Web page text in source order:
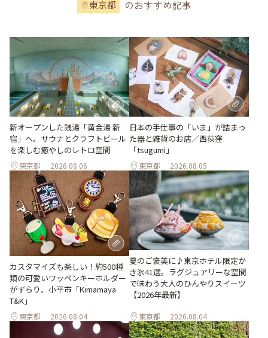
東京都 のおすすめ記事
新オープンした銭湯「黄金湯 新
宿」へ。サウナとクラフトビール
を楽しむ癒やしのレトロ空間
東京都 2026.08.06
日本の手仕事の「いま」が詰まっ
た器と雑貨のお店／西荻窪
「tsugumi」
東京都 2026.08.05
カスタマイズも楽しい！約500種
類の可愛いワッペンキーホルダー
がずらり。小平市「Kimamaya
T&K」
東京都 2026.08.04
夏のご褒美に♪東京ホテル限定か
き氷41選。ラグジュアリーな空間
で味わう大人のひんやりスイーツ
【2026年最新】
東京都 2026.08.04